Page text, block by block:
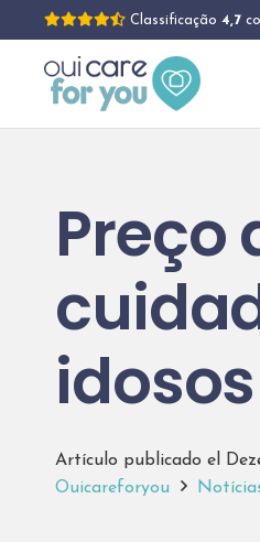
Classificação 4,7
Preço
idosos
Artículo publicado el
Ouicareforyou